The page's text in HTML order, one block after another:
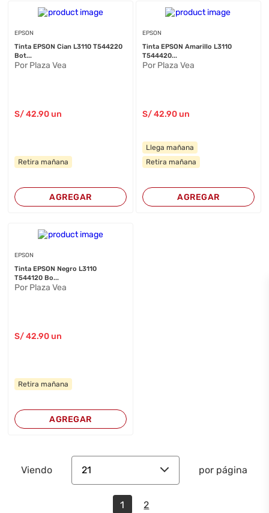
EPSON
Tinta EPSON Cian L3110 T544220
Bot...
Por Plaza Vea
S/42.90 un
Retira mañana
AGREGAR
EPSON
Tinta EPSON Amarillo L3110
T544420...
Por Plaza Vea
S/42.90un
Llega mañana
Retira mañana
AGREGAR
EPSON
Tinta EPSON Negro L3110
T544120 Bo...
Por Plaza Vea
S/42.90 un
Retira mañana
AGREGAR
Viendo 21 por página
1 2